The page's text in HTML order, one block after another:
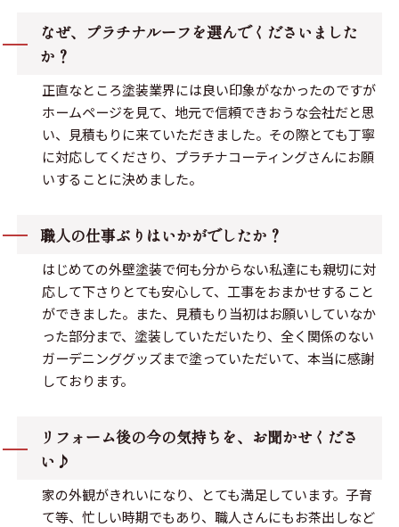
なぜ、プラチナルーフを選んでくださいました
か？
正直なところ塗装業界には良い印象がなかったのですが
ホームページを見て、地元で信頼できおうな会社だと思
い、見積もりに来ていただきました。その際とても丁寧
に対応してくださり、プラチナコーティングさんにお願
いすることに決めました。
職人の仕事ぶりはいかがでしたか？
はじめての外壁塗装で何も分からない私達にも親切に対
応して下さりとても安心して、工事をおまかせすること
ができました。また、見積もり当初はお願いしていなか
った部分まで、塗装していただいたり、全く関係のない
ガーデニンググッズまで塗っていただいて、本当に感謝
しております。
リフォーム後の今の気持ちを、お聞かせくださ
い♪
家の外観がきれいになり、とても満足しています。子育
て等、忙しい時期でもあり、職人さんにもお茶出しなど